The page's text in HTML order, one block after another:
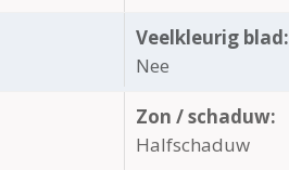
Veelkleurig blad:
Nee
Zon / schaduw:
Halfschaduw